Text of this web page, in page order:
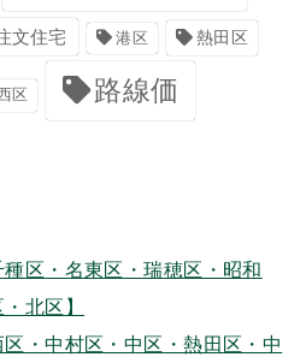
文住宅 港区 熱田区
区 路線価
区・名東区・瑞穂区・昭和
北区】
・中村区・中区・熱田区・中